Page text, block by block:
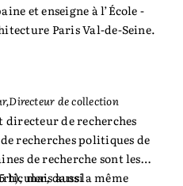
et enseigne à l’École
Paris Val-de-Seine.
de collection
directeur de recherches
recherches politiques de
de recherche sont les
h), mais aussidans la même